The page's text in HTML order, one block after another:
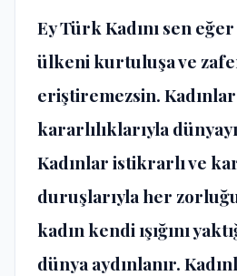
Ey Türk Kadını sen
ülkeni kurtuluşa ve
eriştiremezsin.
kararlılıklarıyla
Kadınlar istikrarlı ve
duruşlarıyla her
kadın kendi ışığını
dünya aydınlanır.